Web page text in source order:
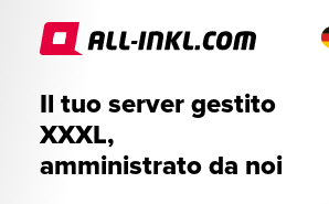
Il tuo server gestito
XXXL,
amministrato da noi